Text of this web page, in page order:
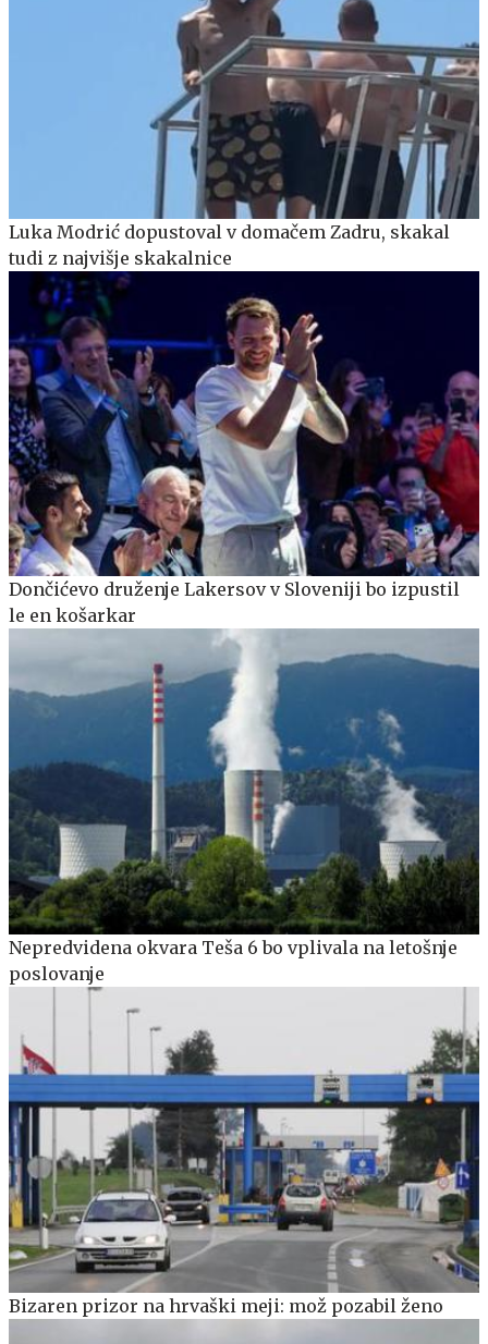
Luka Modrić dopustoval v domačem Zadru, skakal
tudi z najvišje skakalnice
Dončićevo druženje Lakersov v Sloveniji bo izpustil
le en košarkar
Nepredvidena okvara Teša 6 bo vplivala na letošnje
poslovanje
Bizaren prizor na hrvaški meji: mož pozabil ženo